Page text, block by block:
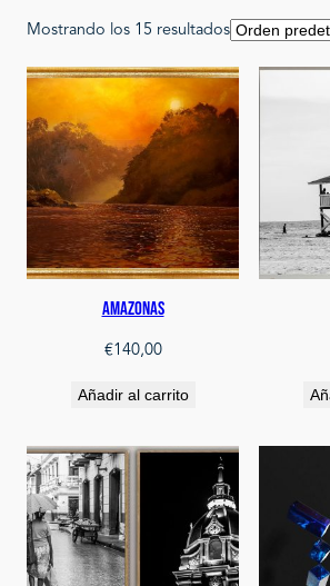
Mostrando los 15 resultados
AMAZONAS
€140,00
Añadir al carrito